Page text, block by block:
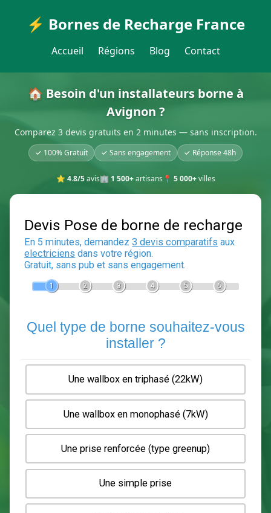
⚡ Bornes de Recharge France
Accueil Régions Blog Contact
🏠 Besoin d'un installateurs borne à
Avignon ?
Comparez 3 devis gratuits en 2 minutes — sans inscription.
✓ 100% Gratuit ✓ Sans engagement ✓ Réponse 48h
⭐ 4.8/5avis🏢 1 500+artisans 📍 5 000+villes
Devis Pose de borne de
En 5 minutes, demandez3 devis comparatifs
Gratuit, sans pub et sans engagement.
2 3 6
Quel type de borne souhaitez-
installer ?
Une wallbox en triphasé (22kW)
Une wallbox en monophasé (7kW)